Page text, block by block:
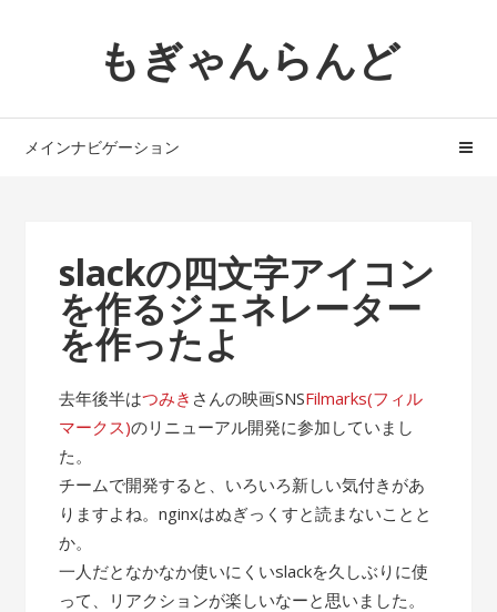
ョ
へ
もぎゃんらんど
メインナビゲーション
slackの四文字アイコン
を作るジェネレーター
を作ったよ
去年後半はつみき さんの映画SNSFilmarks(フィル
マークス)のリニューアル開発に参加していまし
た。
チームで開発すると、いろいろ新しい気付きがあ
りますよね。nginxはぬぎっくすと読まないことと
か。
一人だとなかなか使いにくいslackを久しぶりに使
って、リアクションが楽しいなーと思いました。